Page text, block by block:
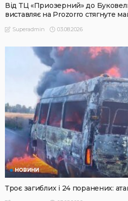
Від ТЦ «Приозерний» до
виставляє на Prozorro стягнуте
Superadmin 03.08.2026
НОВИНИ
Троє загиблих і 24 поранених: